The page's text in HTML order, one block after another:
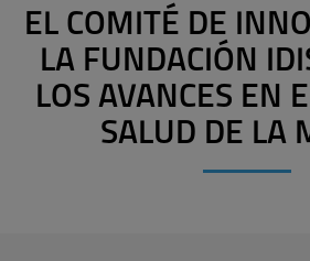
EL COMITÉ DE
LA FUNDACIÓN
LOS AVANCES EN
SALUD DE LA